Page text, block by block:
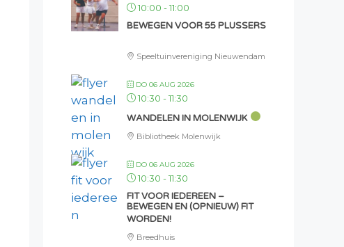
10:00 -11:00
BEWEGEN VOOR 55 PLUSSERS
Speeltuinvereniging Nieuwendam
DO 06 AUG 2026
10:30 -11:30
WANDELEN IN MOLENWIJK
Bibliotheek Molenwijk
DO 06 AUG 2026
10:30 -11:30
FIT VOOR IEDEREEN –
BEWEGEN EN (OPNIEUW) FIT
WORDEN!
Breedhuis